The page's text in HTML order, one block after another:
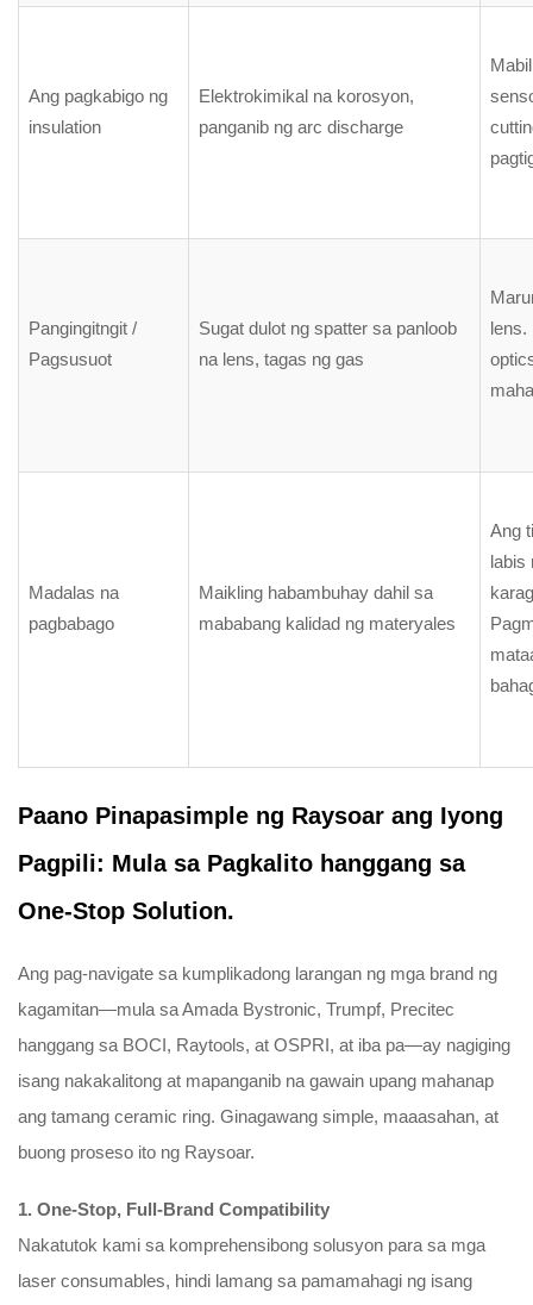
Ang pagkabigo ng
insulation
Elektrokimikal na korosyon,
panganib ng arc discharge
Pangingitngit /
Pagsusuot
Sugat dulot ng spatter sa panloob
na lens, tagas ng gas
Madalas na
pagbabago
Maikling habambuhay dahil sa
mababang kalidad ng materyales
Ang
labis
Paano Pinapasimple ng Raysoar ang Iyong
Pagpili: Mula sa Pagkalito hanggang sa
One-Stop Solution.
Ang pag-navigate sa kumplikadong larangan ng mga brand ng
kagamitan—mula sa Amada Bystronic, Trumpf, Precitec
hanggang sa BOCI, Raytools, at OSPRI, at iba pa—ay nagiging
isang nakakalitong at mapanganib na gawain upang mahanap
ang tamang ceramic ring. Ginagawang simple, maaasahan, at
buong proseso ito ng Raysoar.
1. One-Stop, Full-Brand Compatibility
Nakatutok kami sa komprehensibong solusyon para sa mga
laser consumables, hindi lamang sa pamamahagi ng isang